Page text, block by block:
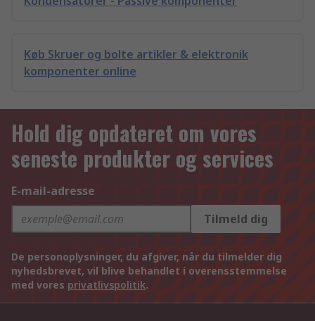
Køb Skruer og bolte artikler & elektronik
komponenter online
Hold dig opdateret om vores
seneste produkter og services
E-mail-adresse
Tilmeld dig
De personoplysninger, du afgiver, når du tilmelder dig
nyhedsbrevet, vil blive behandlet i overensstemmelse
med vores privatlivspolitik.